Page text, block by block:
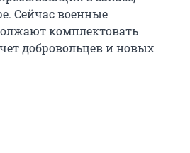
Сейчас военные
комплектовать
добровольцев и новых